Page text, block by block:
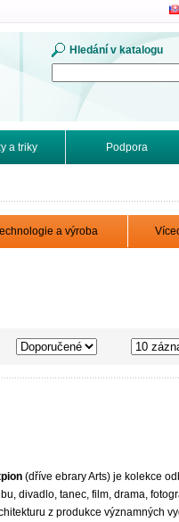
Hledání v katalogu
a triky Podpora
a výroba
(dříve ebrary Arts) je kolekce
divadlo, tanec, film, drama,
z produkce významných